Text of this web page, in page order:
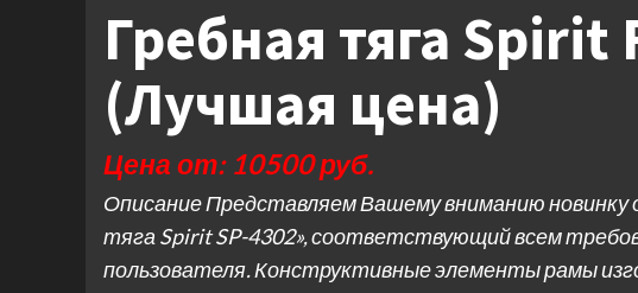
Гребная тяга Spirit
(Лучшая цена)
Цена от: 10500 руб.
Описание Представляем Вашему вниманию
тяга Spirit SP-4302», соответствующий всем
пользователя. Конструктивные элементы рамы